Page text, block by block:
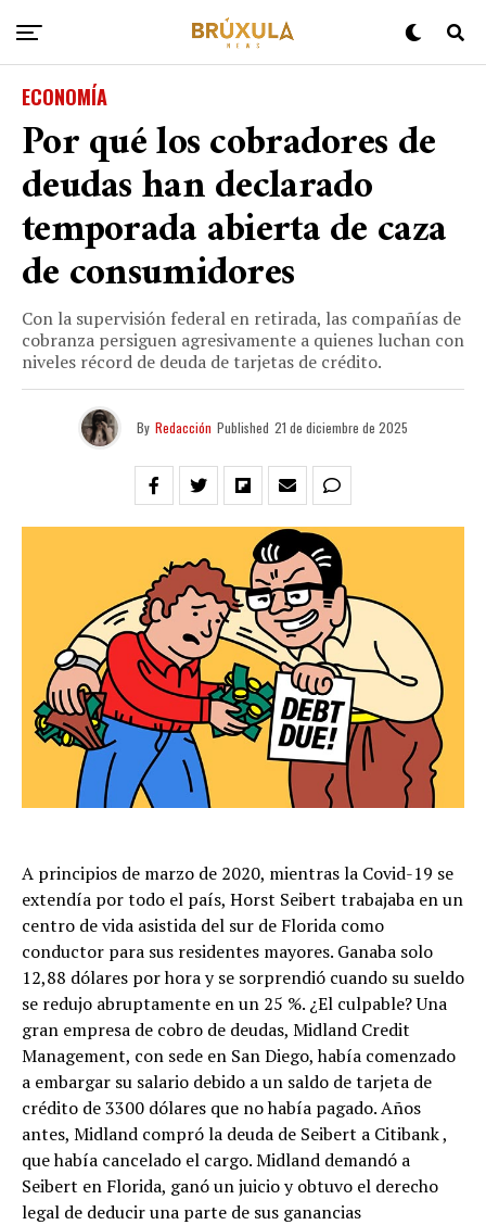
ECONOMÍA
Por qué los cobradores de
deudas han declarado
temporada abierta de caza
de consumidores
Con la supervisión federal en retirada, las compañías de
cobranza persiguen agresivamente a quienes luchan con
niveles récord de deuda de tarjetas de crédito.
By Redacción Published 21 de diciembre de 2025
A principios de marzo de 2020, mientras la Covid-19 se
extendía por todo el país, Horst Seibert trabajaba en un
centro de vida asistida del sur de Florida como
conductor para sus residentes mayores. Ganaba solo
12,88 dólares por hora y se sorprendió cuando su sueldo
se redujo abruptamente en un 25 %. ¿El culpable? Una
gran empresa de cobro de deudas, Midland Credit
Management, con sede en San Diego, había comenzado
a embargar su salario debido a un saldo de tarjeta de
crédito de 3300 dólares que no había pagado. Años
antes, Midland compró la deuda de Seibert a Citibank ,
que había cancelado el cargo. Midland demandó a
Seibert en Florida, ganó un juicio y obtuvo el derecho
legal de deducir una parte de sus ganancias